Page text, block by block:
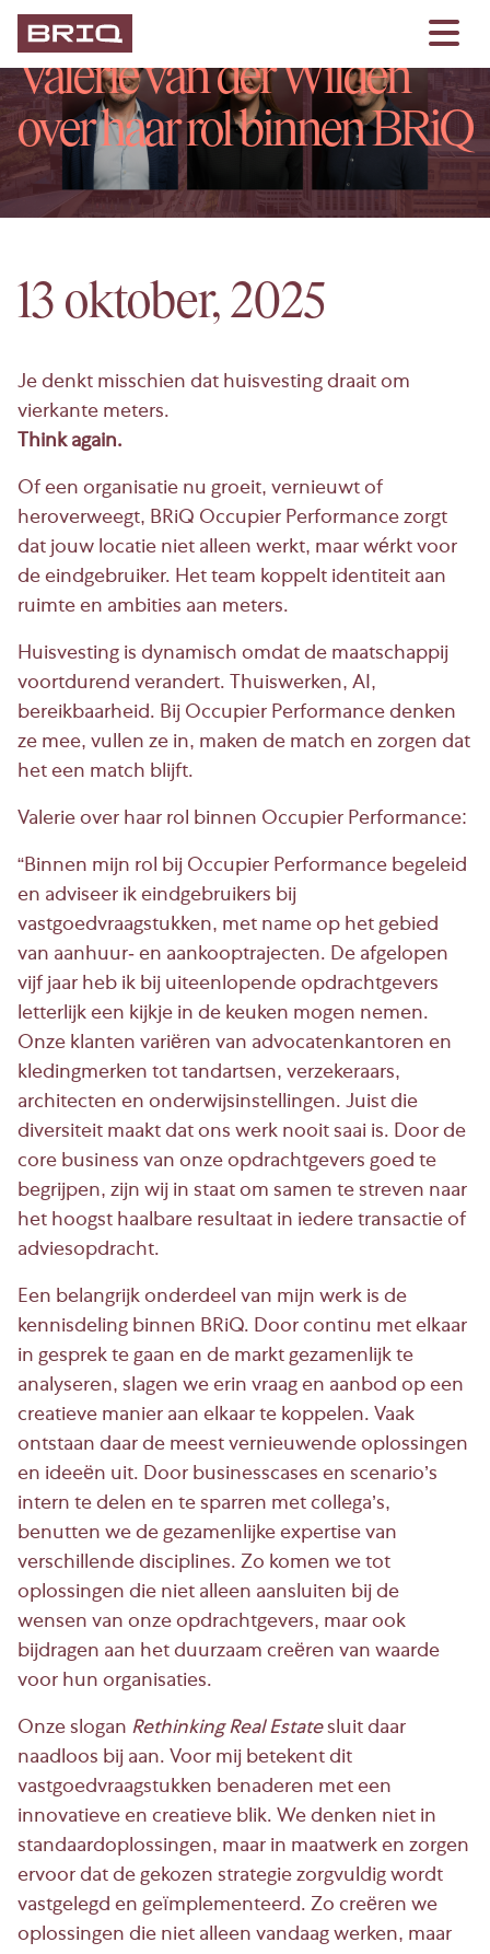
Occupier Performance:
Valerie van der Wilden
over haar rol binnen BRiQ
13 oktober, 2025
Je denkt misschien dat huisvesting draait om
vierkante meters.
Think again.
Of een organisatie nu groeit, vernieuwt of
heroverweegt, BRiQ Occupier Performance zorgt
dat jouw locatie niet alleen werkt, maar wérkt voor
de eindgebruiker. Het team koppelt identiteit aan
ruimte en ambities aan meters.
Huisvesting is dynamisch omdat de maatschappij
voortdurend verandert. Thuiswerken, AI,
bereikbaarheid. Bij Occupier Performance denken
ze mee, vullen ze in, maken de match en zorgen dat
het een match blijft.
Valerie over haar rol binnen Occupier Performance:
“Binnen mijn rol bij Occupier Performance begeleid
en adviseer ik eindgebruikers bij
vastgoedvraagstukken, met name op het gebied
van aanhuur- en aankooptrajecten. De afgelopen
vijf jaar heb ik bij uiteenlopende opdrachtgevers
letterlijk een kijkje in de keuken mogen nemen.
Onze klanten variëren van advocatenkantoren en
kledingmerken tot tandartsen, verzekeraars,
architecten en onderwijsinstellingen. Juist die
diversiteit maakt dat ons werk nooit saai is. Door de
core business van onze opdrachtgevers goed te
begrijpen, zijn wij in staat om samen te streven naar
het hoogst haalbare resultaat in iedere transactie of
adviesopdracht.
Een belangrijk onderdeel van mijn werk is de
kennisdeling binnen BRiQ. Door continu met elkaar
in gesprek te gaan en de markt gezamenlijk te
analyseren, slagen we erin vraag en aanbod op een
creatieve manier aan elkaar te koppelen. Vaak
ontstaan daar de meest vernieuwende oplossingen
en ideeën uit. Door businesscases en scenario’s
intern te delen en te sparren met collega’s,
benutten we de gezamenlijke expertise van
verschillende disciplines. Zo komen we tot
oplossingen die niet alleen aansluiten bij de
wensen van onze opdrachtgevers, maar ook
bijdragen aan het duurzaam creëren van waarde
voor hun organisaties.
Onze slogan Rethinking Real Estatesluit daar
naadloos bij aan. Voor mij betekent dit
vastgoedvraagstukken benaderen met een
innovatieve en creatieve blik. We denken niet in
standaardoplossingen, maar in maatwerk en zorgen
ervoor dat de gekozen strategie zorgvuldig wordt
vastgelegd en geïmplementeerd. Zo creëren we
oplossingen die niet alleen vandaag werken, maar